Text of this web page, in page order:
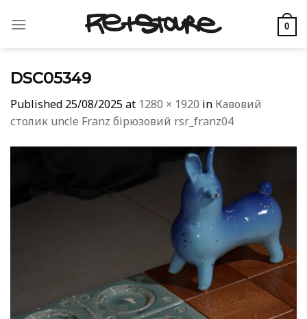
0
DSC05349
Published 25/08/2025at 1280 × 1920 in Кавовий
столик uncle Franz бірюзовий rsr_franz04